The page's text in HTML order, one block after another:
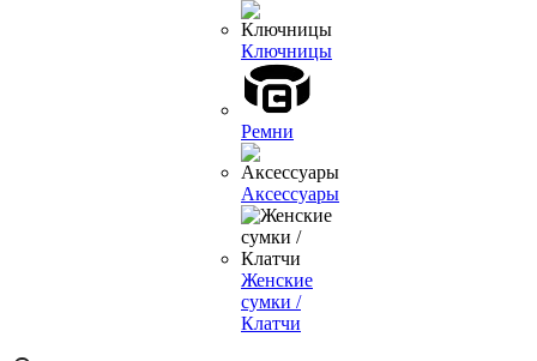
Ключницы
Ремни
Аксессуары
Женские
сумки /
Клатчи